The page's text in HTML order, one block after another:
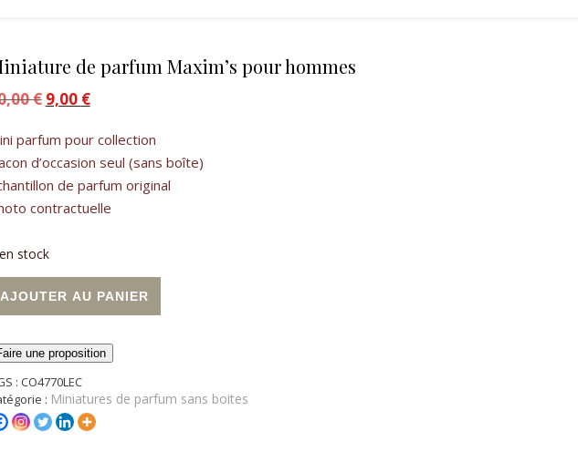
de parfum Maxim’s pour hommes
€ Le prix initial était : 10,00 €.
9,00 €Le prix actuel est : 9,00 €.
parfum pour collection
d’occasion seul (sans boîte)
de parfum original
contractuelle
stock
AJOUTER AU PANIER
une proposition
: CO4770LEC
: Miniatures de parfum sans boites